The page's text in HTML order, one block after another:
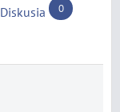
Diskusia 0